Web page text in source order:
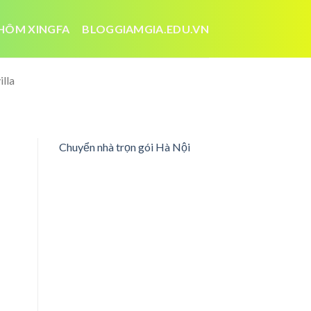
XINGFA BLOGGIAMGIA.EDU.VN
Chuyển nhà trọn gói Hà Nội